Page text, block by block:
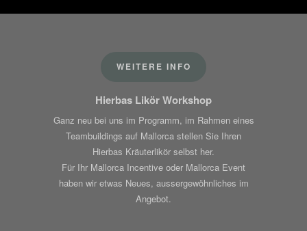
WEITERE INFO
Hierbas Likör Workshop
Ganz neu bei uns im Programm, im Rahmen eines
Teambuildings auf Mallorca stellen Sie Ihren
Hierbas Kräuterlikör selbst her.
Für Ihr Mallorca Incentive oder Mallorca Event
haben wir etwas Neues, aussergewöhnliches im
Angebot.